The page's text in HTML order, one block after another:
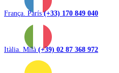
França. París(+33) 170 849 040
Itàlia. Milà (+39) 02 87 368 972